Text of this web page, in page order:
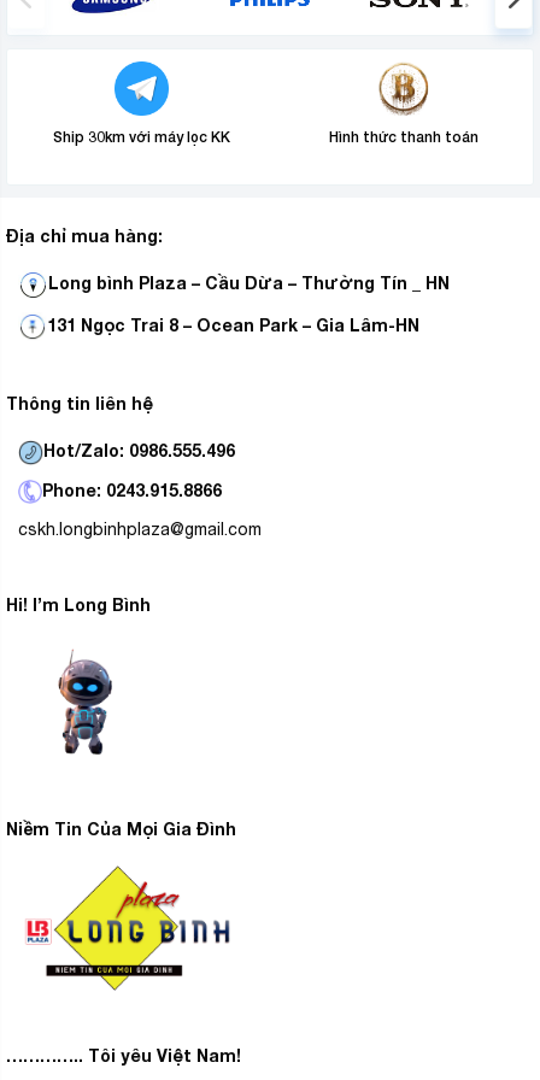
được làm lạnh kịp thời và nhanh chóng sau khi có điện.
Ngoài ra, điều hòa vẫn có thể hoạt động tốt trong điều
kiện điện áp dưới mức chuẩn, giúp khắc phục tình trạng
điện áp không ổn định ở một số khu vực.
Lưới lọc ion Ag+ kháng khuẩn
Điều hòa AQA-9AGHSGLT còn được trang bị lưới lọc
ion bạc có khả năng khử mùi, kháng khuẩn giúp tiêu
không khí trong phòng luôn được làm sạch liên tục,
sức khỏe của cả gia đình.
Long Bình Plaza
– Chỉ bán hàng chính hãng từ các thương hiệu uy tín
nguyên kiện.
thành Hà Nội, giao hàng trong 24 tiếng.
– Lắp đặt theo đúng quy trình, đạt chuẩn theo quy định
của nhà sản xuất đưa ra.
Ship 30km với máy lọc KK Hình thức thanh toán
Địa chỉ mua hàng:
Long bình Plaza – Cầu Dừa – Thường Tín _ HN
131 Ngọc Trai 8 – Ocean Park – Gia Lâm-HN
Thông tin liên hệ
Hot/Zalo: 0986.555.496
Phone: 0243.915.8866
cskh.longbinhplaza@gmail.com
Hi! I’m Long Bình
Niềm Tin Của Mọi Gia Đình
………….. Tôi yêu Việt Nam!